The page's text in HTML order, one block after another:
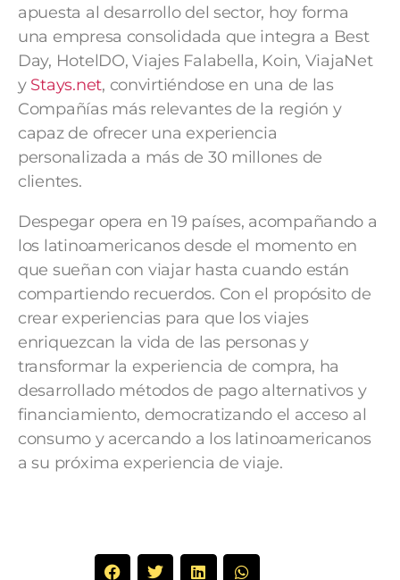
apuesta al desarrollo del sector, hoy forma
una empresa consolidada que integra a Best
Day, HotelDO, Viajes Falabella, Koin, ViajaNet
y Stays.net, convirtiéndose en una de las
Compañías más relevantes de la región y
capaz de ofrecer una experiencia
personalizada a más de 30 millones de
clientes.
Despegar opera en 19 países, acompañando a
los latinoamericanos desde el momento en
que sueñan con viajar hasta cuando están
compartiendo recuerdos. Con el propósito de
crear experiencias para que los viajes
enriquezcan la vida de las personas y
transformar la experiencia de compra, ha
desarrollado métodos de pago alternativos y
financiamiento, democratizando el acceso al
consumo y acercando a los latinoamericanos
a su próxima experiencia de viaje.